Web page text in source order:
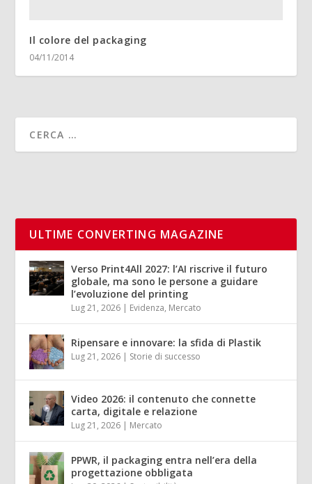
Il colore del packaging
04/11/2014
ULTIME CONVERTING MAGAZINE
Verso Print4All 2027: l’AI riscrive il futuro
globale, ma sono le persone a guidare
l’evoluzione del printing
Lug 21, 2026 | Evidenza, Mercato
Ripensare e innovare: la sfida di Plastik
Lug 21, 2026 | Storie di successo
Video 2026: il contenuto che connette
carta, digitale e relazione
Lug 21, 2026 | Mercato
PPWR, il packaging entra nell’era della
progettazione obbligata